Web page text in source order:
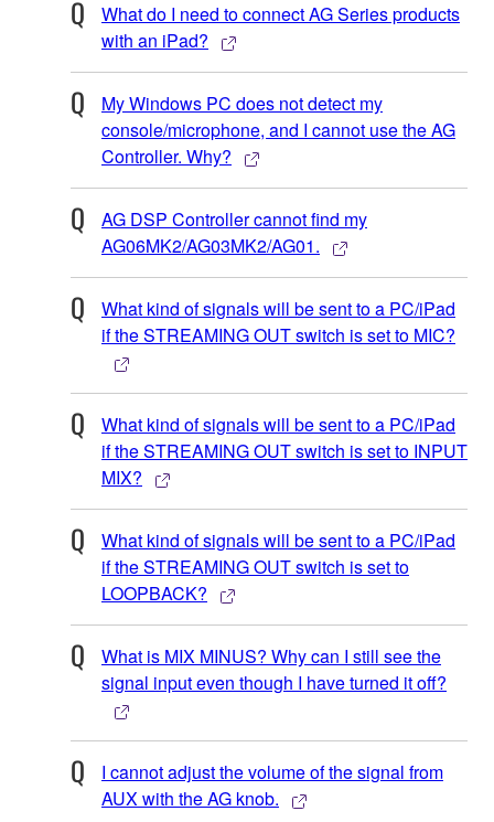
What do I need to connect AG Series products
with an iPad?
My Windows PC does not detect my
console/microphone, and I cannot use the AG
Controller. Why?
AG DSP Controller cannot find my
AG06MK2/AG03MK2/AG01.
What kind of signals will be sent to a PC/iPad
if the STREAMING OUT switch is set to MIC?
What kind of signals will be sent to a PC/iPad
if the STREAMING OUT switch is set to INPUT
MIX?
What kind of signals will be sent to a PC/iPad
if the STREAMING OUT switch is set to
LOOPBACK?
What is MIX MINUS? Why can I still see the
signal input even though I have turned it off?
I cannot adjust the volume of the signal from
AUX with the AG knob.